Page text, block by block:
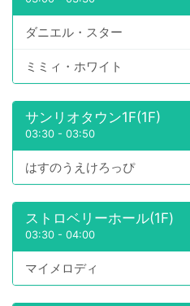
ダニエル・スター
ミミィ・ホワイト
サンリオタウン1F(1F)
03:30 - 03:50
はすのうえけろっぴ
ストロベリーホール(1F)
03:30 - 04:00
マイメロディ